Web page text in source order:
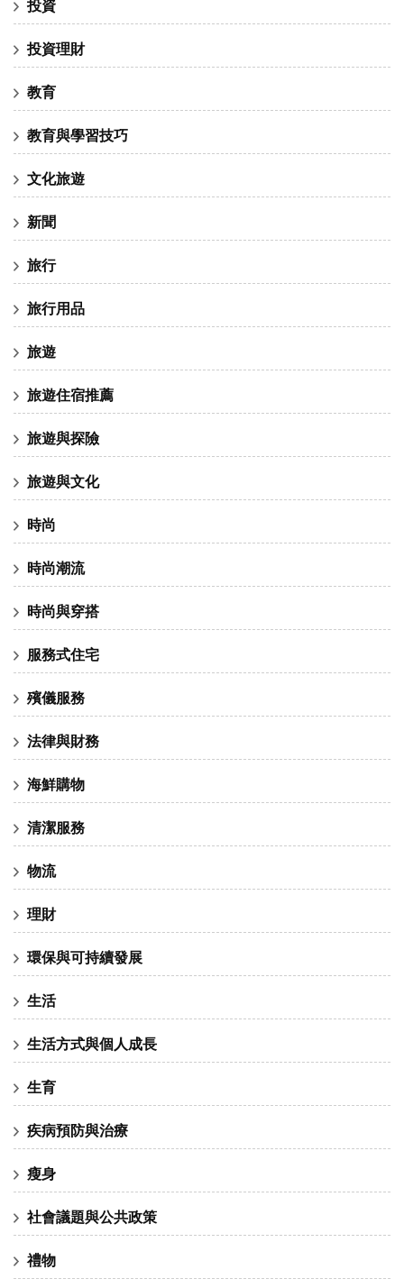
投資
投資理財
教育
教育與學習技巧
文化旅遊
新聞
旅行
旅行用品
旅遊
旅遊住宿推薦
旅遊與探險
旅遊與文化
時尚
時尚潮流
時尚與穿搭
服務式住宅
殯儀服務
法律與財務
海鮮購物
清潔服務
物流
理財
環保與可持續發展
生活
生活方式與個人成長
生育
疾病預防與治療
瘦身
社會議題與公共政策
禮物